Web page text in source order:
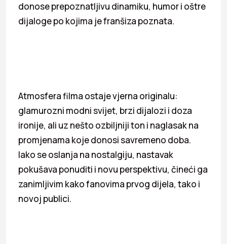
donose prepoznatljivu dinamiku, humor i oštre
dijaloge po kojima je franšiza poznata.
Atmosfera filma ostaje vjerna originalu:
glamurozni modni svijet, brzi dijalozi i doza
ironije, ali uz nešto ozbiljniji ton i naglasak na
promjenama koje donosi savremeno doba.
Iako se oslanja na nostalgiju, nastavak
pokušava ponuditi i novu perspektivu, čineći ga
zanimljivim kako fanovima prvog dijela, tako i
novoj publici.